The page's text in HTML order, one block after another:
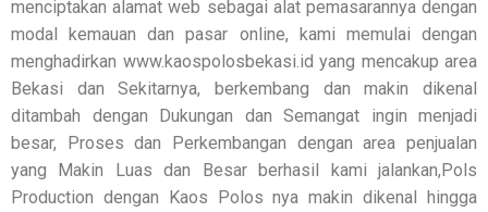
menciptakan alamat web sebagai alat pemasarannya dengan
modal kemauan dan pasar online, kami memulai dengan
menghadirkan www.kaospolosbekasi.id yang mencakup area
Bekasi dan Sekitarnya, berkembang dan makin dikenal
ditambah dengan Dukungan dan Semangat ingin menjadi
besar, Proses dan Perkembangan dengan area penjualan
yang Makin Luas dan Besar berhasil kami jalankan,Pols
Production dengan Kaos Polos nya makin dikenal hingga